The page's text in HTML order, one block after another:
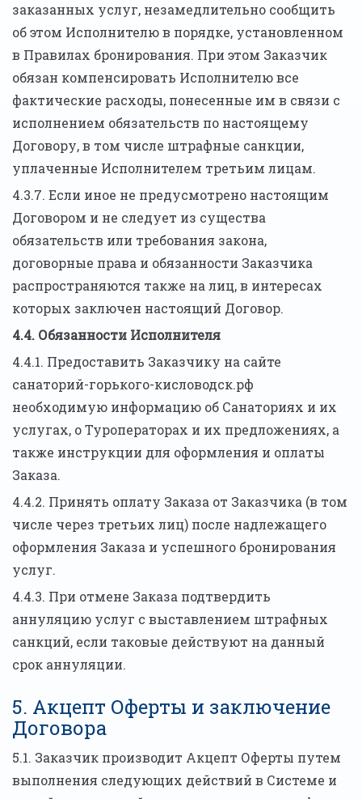
заказанных услуг, незамедлительно сообщить
об этом Исполнителю в порядке, установленном
в Правилах бронирования. При этом Заказчик
обязан компенсировать Исполнителю все
фактические расходы, понесенные им в связи с
исполнением обязательств по настоящему
Договору, в том числе штрафные санкции,
уплаченные Исполнителем третьим лицам.
4.3.7. Если иное не предусмотрено настоящим
Договором и не следует из существа
обязательств или требования закона,
договорные права и обязанности Заказчика
распространяются также на лиц, в интересах
которых заключен настоящий Договор.
4.4. Обязанности Исполнителя
4.4.1. Предоставить Заказчику на сайте
санаторий-горького-кисловодск.рф
необходимую информацию об Санаториях и их
услугах, о Туроператорах и их предложениях, а
также инструкции для оформления и оплаты
Заказа.
4.4.2. Принять оплату Заказа от Заказчика (в том
числе через третьих лиц) после надлежащего
оформления Заказа и успешного бронирования
услуг.
4.4.3. При отмене Заказа подтвердить
аннуляцию услуг с выставлением штрафных
санкций, если таковые действуют на данный
срок аннуляции.
5. Акцепт Оферты и заключение
Договора
5.1. Заказчик производит Акцепт Оферты путем
выполнения следующих действий в Системе и